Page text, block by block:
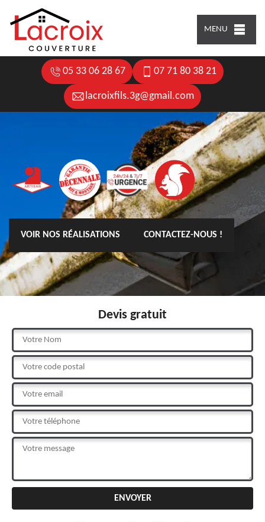
MENU
05 33 06 28 67 07 71 80 38 21
lacroixfils.3g@gmail.com
VOIR NOS RÉALISATIONS CONTACTEZ-NOUS !
Devis gratuit